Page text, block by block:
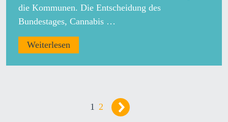
die Kommunen. Die Entscheidung des
Bundestages, Cannabis …
Weiterlesen
der
Beiträge
1 2